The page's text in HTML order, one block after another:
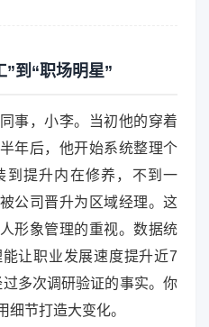
”到“职场明星”
事，小李。当初他的穿着
年后，他开始系统整理个
到提升内在修养，不到一
公司晋升为区域经理。这
形象管理的重视。数据统
让职业发展速度提升近7
多次调研验证的事实。你
细节打造大变化。